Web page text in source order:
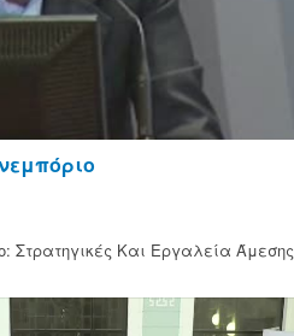
Στρατηγικές Και Εργαλεία Άμεσης